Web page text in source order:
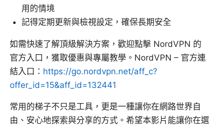
用的情境
記得定期更新與檢視設定，確保長期安全
如需快速了解頂級解決方案，歡迎點擊 NordVPN 的
官方入口，獲取優惠與專屬教學。NordVPN – 官方連
結入口： https://go.nordvpn.net/aff_c?
offer_id=15&aff_id=132441
常用的梯子不只是工具，更是一種讓你在網路世界自
由、安心地探索與分享的方式。希望本影片能讓你在選